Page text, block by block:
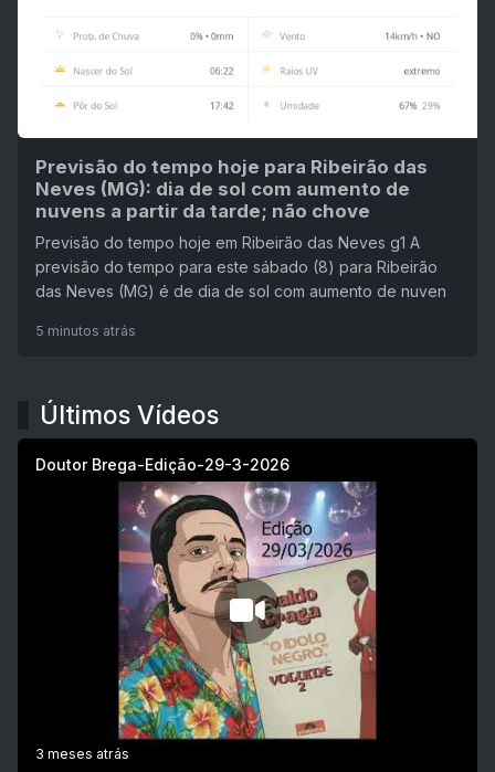
Previsão do tempo hoje para Ribeirão das
Neves (MG): dia de sol com aumento de
nuvens a partir da tarde; não chove
Previsão do tempo hoje em Ribeirão das Neves g1 A
previsão do tempo para este sábado (8) para Ribeirão
das Neves (MG) é de dia de sol com aumento de nuven
5 minutos atrás
Últimos Vídeos
Doutor Brega-Edição-29-3-2026
3 meses atrás